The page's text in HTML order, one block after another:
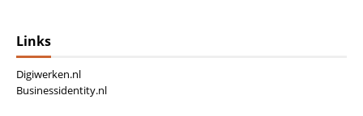
Links
Digiwerken.nl
Businessidentity.nl